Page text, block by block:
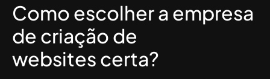
Como escolher a empresa
de criação de
websites certa?